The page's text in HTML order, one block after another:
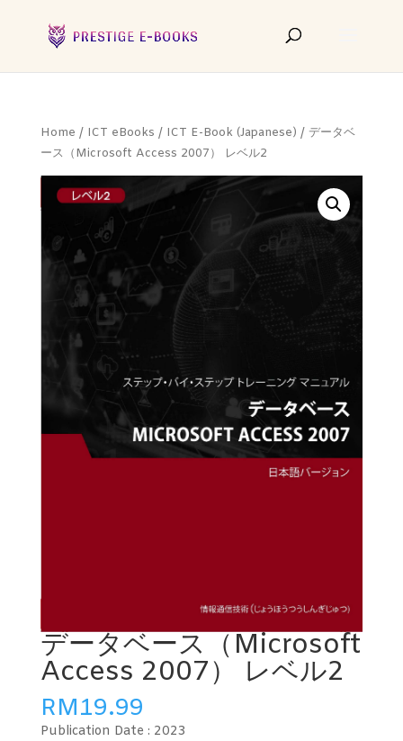
Home / ICT eBooks / ICT E-Book (Japanese) / データベ
ース（Microsoft Access 2007） レベル2
データベース（Microsoft
Access 2007） レベル2
RM19.99
Publication Date : 2023